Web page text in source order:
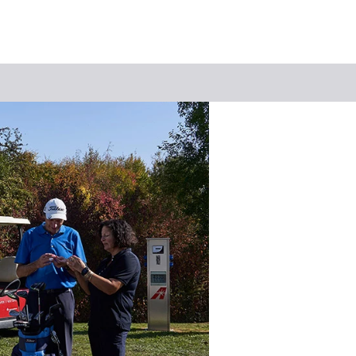
Suchbegriff
Das könnte Sie interessieren
Stadtführungen
Events & Tickets
Ausflugsziele
Erlebnisse
Wein
Radfahren
Wandern